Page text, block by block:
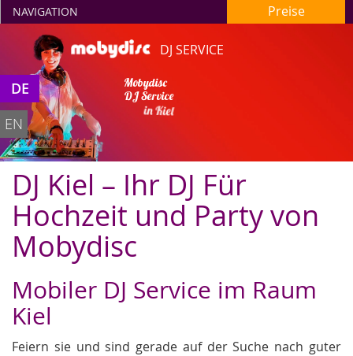
DJ SERVICE
Mobydisc
DJ Service
in Kiel
NAVIGATION Preise
DE
EN
DJ Kiel – Ihr DJ Für
Hochzeit und Party von
Mobydisc
Mobiler DJ Service im Raum
Kiel
Feiern sie und sind gerade auf der Suche nach guter